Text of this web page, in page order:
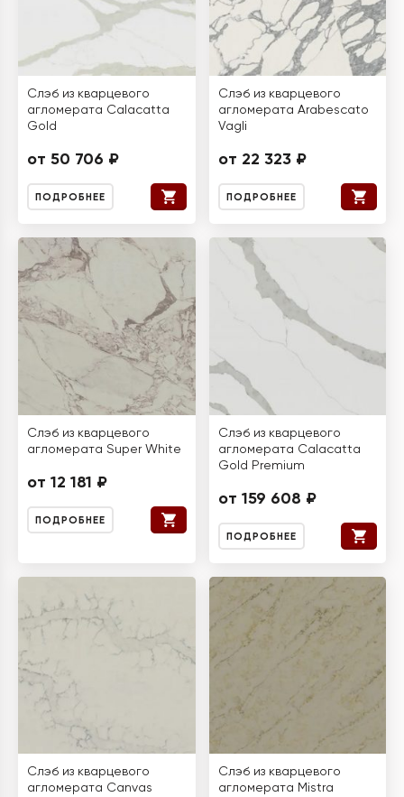
Слэб из кварцевого
агломерата Calacatta
Gold
от 50 706 ₽
ПОДРОБНЕЕ
Слэб из кварцевого
агломерата Arabescato
Vagli
от 22 323 ₽
ПОДРОБНЕЕ
Слэб из кварцевого
агломерата Super White
от 12 181 ₽
ПОДРОБНЕЕ
Слэб из кварцевого
агломерата Calacatta
Gold Premium
от 159 608 ₽
ПОДРОБНЕЕ
Слэб из кварцевого
агломерата Canvas
Слэб из кварцевого
агломерата Mistra